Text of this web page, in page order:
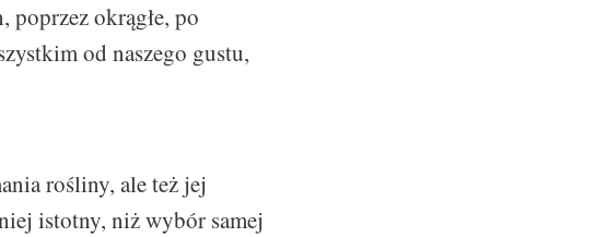
okrągłe, po
od naszego gustu,
rośliny, ale też jej
istotny, niż wybór samej